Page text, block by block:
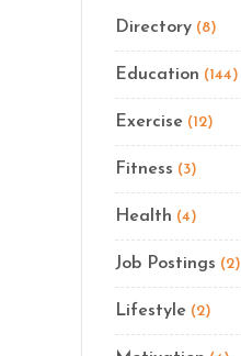
Directory (8)
Education (144)
Exercise (12)
Fitness (3)
Health (4)
Job Postings (2)
Lifestyle (2)